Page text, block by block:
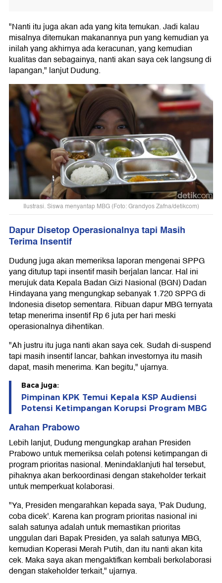
"Nanti itu juga akan ada yang kita temukan. Jadi kalau
misalnya ditemukan makanannya pun yang kemudian ya
inilah yang akhirnya ada keracunan, yang kemudian
kualitas dan sebagainya, nanti akan saya cek langsung di
lapangan," lanjut Dudung.
Ilustrasi. Siswa menyantap MBG (Foto: Grandyos Zafna/detikcom)
Dapur Disetop Operasionalnya tapi Masih
Terima Insentif
Dudung juga akan memeriksa laporan mengenai SPPG
yang ditutup tapi insentif masih berjalan lancar. Hal ini
merujuk data Kepala Badan Gizi Nasional (BGN) Dadan
Hindayana yang mengungkap sebanyak 1.720 SPPG di
Indonesia disetop sementara. Ribuan dapur MBG ternyata
tetap menerima insentif Rp 6 juta per hari meski
operasionalnya dihentikan.
"Ah justru itu juga nanti akan saya cek. Sudah di-suspend
tapi masih insentif lancar, bahkan investornya itu masih
dapat, masih menerima. Kan begitu," ujarnya.
Baca juga:
Pimpinan KPK Temui Kepala KSP Audiensi
Potensi Ketimpangan Korupsi Program MBG
Arahan Prabowo
Lebih lanjut, Dudung mengungkap arahan Presiden
Prabowo untuk memeriksa celah potensi ketimpangan di
program prioritas nasional. Menindaklanjuti hal tersebut,
pihaknya akan berkoordinasi dengan stakeholder terkait
untuk memperkuat kolaborasi.
"Ya, Presiden mengarahkan kepada saya, 'Pak Dudung,
coba dicek'. Karena kan program prioritas nasional ini
salah satunya adalah untuk memastikan prioritas
unggulan dari Bapak Presiden, ya salah satunya MBG,
kemudian Koperasi Merah Putih, dan itu nanti akan kita
cek. Maka saya akan mengaktifkan kembali berkolaborasi
dengan stakeholder terkait," ujarnya.